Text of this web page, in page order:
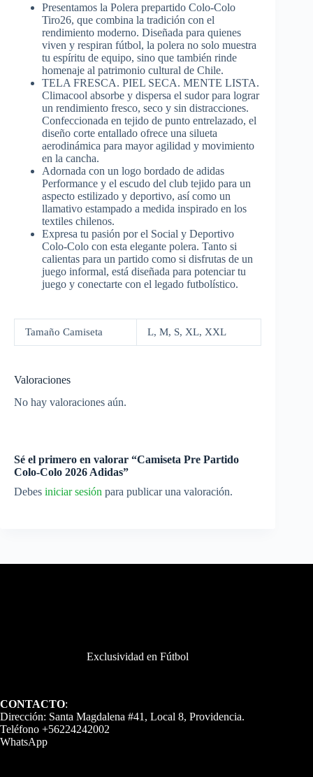
Presentamos la Polera prepartido Colo-Colo
Tiro26, que combina la tradición con el
rendimiento moderno. Diseñada para quienes
viven y respiran fútbol, la polera no solo muestra
tu espíritu de equipo, sino que también rinde
homenaje al patrimonio cultural de Chile.
TELA FRESCA. PIEL SECA. MENTE LISTA.
Climacool absorbe y dispersa el sudor para lograr
un rendimiento fresco, seco y sin distracciones.
Confeccionada en tejido de punto entrelazado, el
diseño corte entallado ofrece una silueta
aerodinámica para mayor agilidad y movimiento
en la cancha.
Adornada con un logo bordado de adidas
Performance y el escudo del club tejido para un
aspecto estilizado y deportivo, así como un
llamativo estampado a medida inspirado en los
textiles chilenos.
Expresa tu pasión por el Social y Deportivo
Colo-Colo con esta elegante polera. Tanto si
calientas para un partido como si disfrutas de un
juego informal, está diseñada para potenciar tu
juego y conectarte con el legado futbolístico.
Tamaño Camiseta L, M, S, XL, XXL
Valoraciones
No hay valoraciones aún.
Sé el primero en valorar “Camiseta Pre Partido
Colo-Colo 2026 Adidas”
Debes iniciar sesión para publicar una valoración.
Exclusividad en Fútbol
CONTACTO:
Dirección: Santa Magdalena #41, Local 8, Providencia.
Teléfono +56224242002
WhatsApp